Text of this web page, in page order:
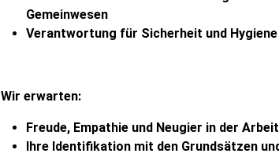
Gemeinwesen
Verantwortung für Sicherheit und Hygiene
Wir erwarten:
Freude, Empathie und Neugier in der
Ihre Identifikation mit den Grundsätzen